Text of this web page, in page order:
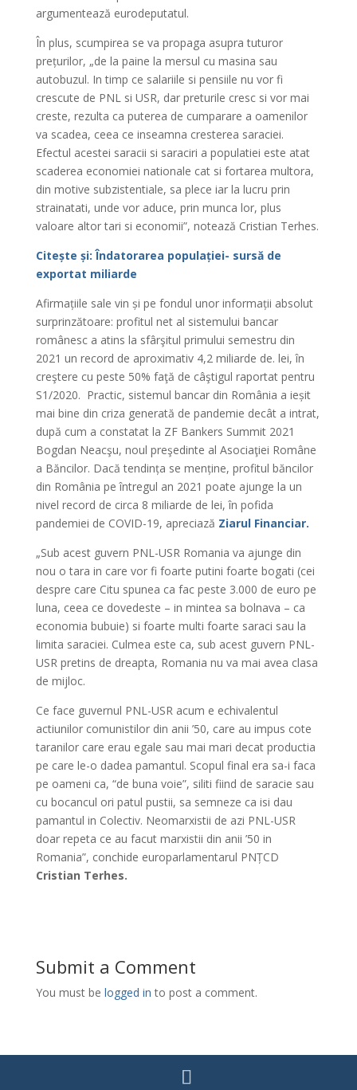
argumentează eurodeputatul.
În plus, scumpirea se va propaga asupra tuturor
prețurilor, „de la paine la mersul cu masina sau
autobuzul. In timp ce salariile si pensiile nu vor fi
crescute de PNL si USR, dar preturile cresc si vor mai
creste, rezulta ca puterea de cumparare a oamenilor
va scadea, ceea ce inseamna cresterea saraciei.
Efectul acestei saracii si saraciri a populatiei este atat
scaderea economiei nationale cat si fortarea multora,
din motive subzistentiale, sa plece iar la lucru prin
strainatati, unde vor aduce, prin munca lor, plus
valoare altor tari si economii”, notează Cristian Terhes.
Citește și: Îndatorarea populației- sursă de
exportat miliarde
Afirmațiile sale vin și pe fondul unor informații absolut
surprinzătoare: profitul net al sistemului bancar
românesc a atins la sfârşitul primului semestru din
2021 un record de aproximativ 4,2 miliarde de. lei, în
creştere cu peste 50% faţă de câştigul raportat pentru
S1/2020. Practic, sistemul bancar din România a ieșit
mai bine din criza generată de pandemie decât a intrat,
după cum a constatat la ZF Bankers Summit 2021
Bogdan Neacşu, noul preşedinte al Asociaţiei Române
a Băncilor. Dacă tendința se menține, profitul băncilor
din România pe întregul an 2021 poate ajunge la un
nivel record de circa 8 miliarde de lei, în pofida
pandemiei de COVID-19, apreciază Ziarul Financiar.
„Sub acest guvern PNL-USR Romania va ajunge din
nou o tara in care vor fi foarte putini foarte bogati (cei
despre care Citu spunea ca fac peste 3.000 de euro pe
luna, ceea ce dovedeste – in mintea sa bolnava – ca
economia bubuie) si foarte multi foarte saraci sau la
limita saraciei. Culmea este ca, sub acest guvern PNL-
USR pretins de dreapta, Romania nu va mai avea clasa
de mijloc.
Ce face guvernul PNL-USR acum e echivalentul
actiunilor comunistilor din anii ’50, care au impus cote
taranilor care erau egale sau mai mari decat productia
pe care le-o dadea pamantul. Scopul final era sa-i faca
pe oameni ca, “de buna voie”, siliti fiind de saracie sau
cu bocancul ori patul pustii, sa semneze ca isi dau
pamantul in Colectiv. Neomarxistii de azi PNL-USR
doar repeta ce au facut marxistii din anii ’50 in
Romania”, conchide europarlamentarul PNȚCD
Cristian Terhes.
Submit a Comment
You must be logged in to post a comment.